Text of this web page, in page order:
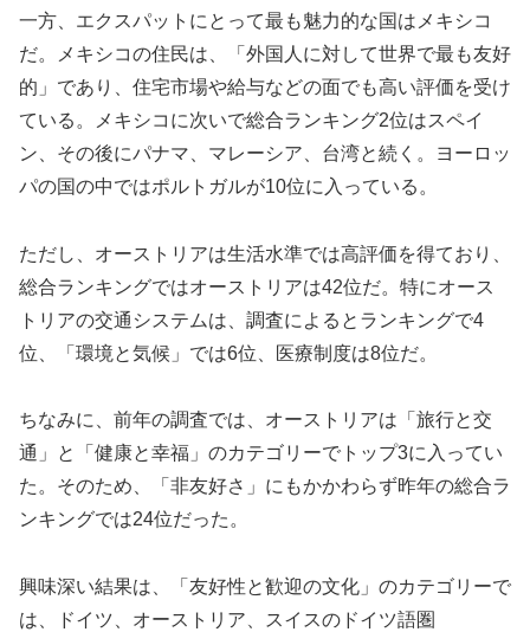
一方、エクスパットにとって最も魅力的な国はメキシコ
だ。メキシコの住民は、「外国人に対して世界で最も友好
的」であり、住宅市場や給与などの面でも高い評価を受け
ている。メキシコに次いで総合ランキング2位はスペイ
ン、その後にパナマ、マレーシア、台湾と続く。ヨーロッ
パの国の中ではポルトガルが10位に入っている。
ただし、オーストリアは生活水準では高評価を得ており、
総合ランキングではオーストリアは42位だ。特にオース
トリアの交通システムは、調査によるとランキングで4
位、「環境と気候」では6位、医療制度は8位だ。
ちなみに、前年の調査では、オーストリアは「旅行と交
通」と「健康と幸福」のカテゴリーでトップ3に入ってい
た。そのため、「非友好さ」にもかかわらず昨年の総合ラ
ンキングでは24位だった。
興味深い結果は、「友好性と歓迎の文化」のカテゴリーで
は、ドイツ、オーストリア、スイスのドイツ語圏